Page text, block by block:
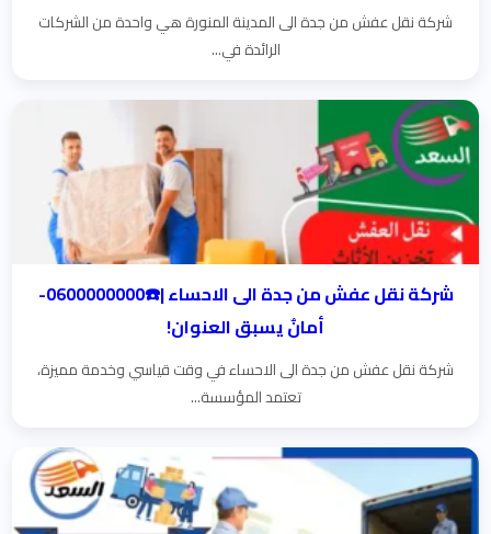
شركة نقل عفش من جدة الى المدينة المنورة هي واحدة من الشركات
الرائدة في...
شركة نقل عفش من جدة الى الاحساء |☎️0600000000-
أمانٌ يسبق العنوان!
شركة نقل عفش من جدة الى الاحساء في وقت قياسي وخدمة مميزة،
تعتمد المؤسسة...